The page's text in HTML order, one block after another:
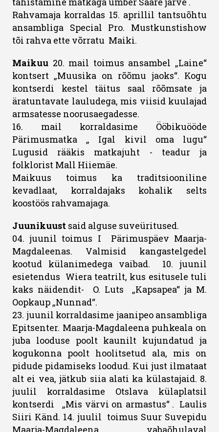
Rahvamaja korraldas 15. aprillil tantsuõhtu
ansambliga Special Pro. Mustkunstishow
tõi rahva ette võrratu Maiki.
Maikuu 20. mail toimus ansambel „Laine“
kontsert „Muusika on rõõmu jaoks“. Kogu
kontserdi kestel täitus saal rõõmsate ja
äratuntavate lauludega, mis viisid kuulajad
armsatesse noorusaegadesse.
16. mail korraldasime Ööbikuööde
Pärimusmatka „ Igal kivil oma lugu“
Lugusid rääkis matkajuht - teadur ja
folklorist Mall Hiiemäe.
Maikuus toimus ka traditsiooniline
kevadlaat, korraldajaks kohalik selts
koostöös rahvamajaga.
Juunikuust said alguse suveüritused.
04. juunil toimus I Pärimuspäev Maarja-
Magdaleenas. Valmisid kangastelgedel
kootud külanimedega vaibad. 10. juunil
esietendus Wiera teatrilt, kus esitusele tuli
kaks näidendit- O. Luts „Kapsapea“ ja M.
Oopkaup „Nunnad“.
23. juunil korraldasime jaanipeo ansambliga
Epitsenter. Maarja-Magdaleena puhkeala on
juba looduse poolt kaunilt kujundatud ja
kogukonna poolt hoolitsetud ala, mis on
pidude pidamiseks loodud. Kui just ilmataat
alt ei vea, jätkub siia alati ka külastajaid. 8.
juulil korraldasime Otslava külaplatsil
kontserdi „Mis värvi on armastus“ . Laulis
Siiri Känd. 14. juulil toimus Suur Suvepidu
Maarja-Magdaleena vabaõhulaval